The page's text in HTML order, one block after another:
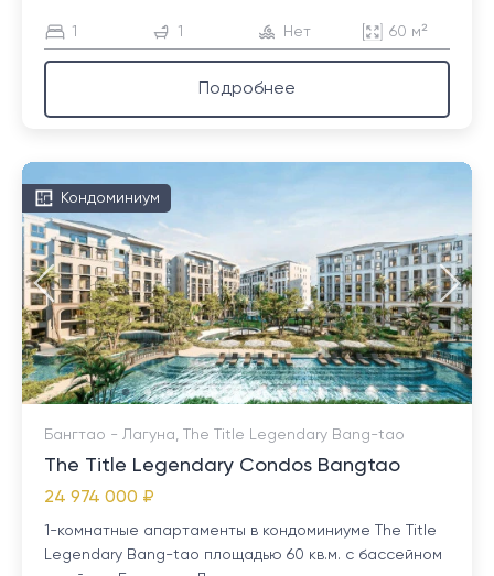
1 1 Нет 60 м²
Подробнее
Кондоминиум
Бангтао - Лагуна, The Title Legendary Bang-tao
The Title Legendary Condos Bangtao
24 974 000 ₽
1-комнатные апартаменты в кондоминиуме The Title
Legendary Bang-tao площадью 60 кв.м. с бассейном